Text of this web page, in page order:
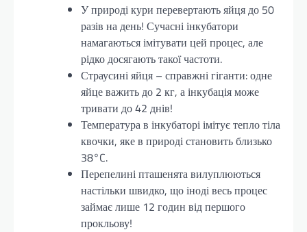
У природі кури перевертають яйця до 50
разів на день! Сучасні інкубатори
намагаються імітувати цей процес, але
рідко досягають такої частоти.
Страусині яйця – справжні гіганти: одне
яйце важить до 2 кг, а інкубація може
тривати до 42 днів!
Температура в інкубаторі імітує тепло тіла
квочки, яке в природі становить близько
38°C.
Перепелині пташенята вилуплюються
настільки швидко, що іноді весь процес
займає лише 12 годин від першого
прокльову!